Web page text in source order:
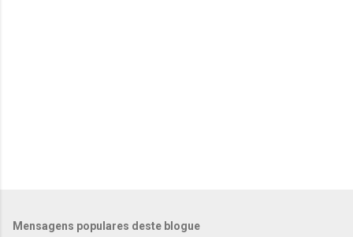
Mensagens populares deste blogue